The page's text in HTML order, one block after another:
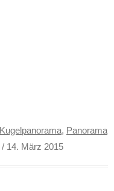
Kugelpanorama, Panorama
/ 14. März 2015